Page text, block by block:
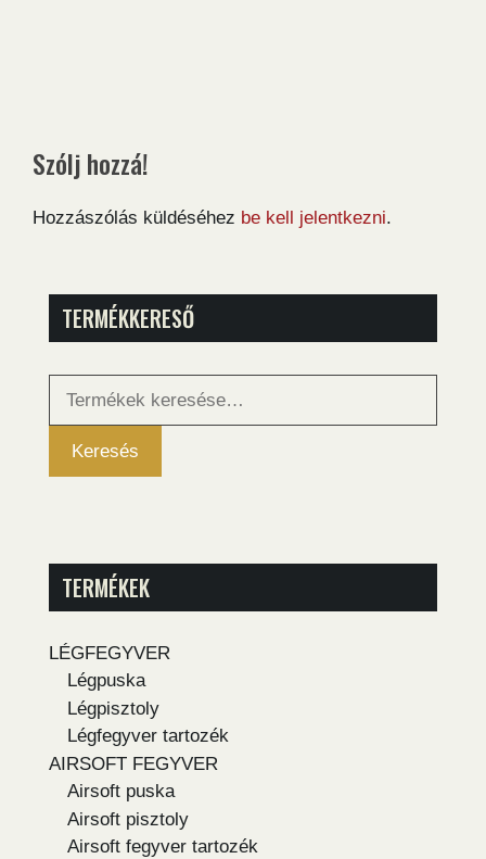
Szólj hozzá!
Hozzászólás küldéséhez be kell jelentkezni.
TERMÉKKERESŐ
Keresés
Keresés
TERMÉKEK
LÉGFEGYVER
Légpuska
Légpisztoly
Légfegyver tartozék
AIRSOFT FEGYVER
Airsoft puska
Airsoft pisztoly
Airsoft fegyver tartozék